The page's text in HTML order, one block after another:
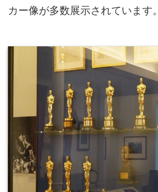
カー像が多数展示されています。